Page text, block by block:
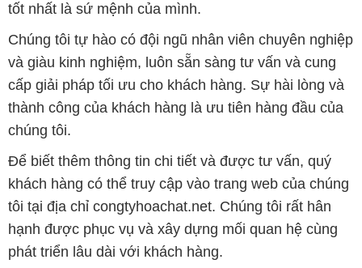
tốt nhất là sứ mệnh của mình.
Chúng tôi tự hào có đội ngũ nhân viên chuyên nghiệp
và giàu kinh nghiệm, luôn sẵn sàng tư vấn và cung
cấp giải pháp tối ưu cho khách hàng. Sự hài lòng và
thành công của khách hàng là ưu tiên hàng đầu của
chúng tôi.
Để biết thêm thông tin chi tiết và được tư vấn, quý
khách hàng có thể truy cập vào trang web của chúng
tôi tại địa chỉ congtyhoachat.net. Chúng tôi rất hân
hạnh được phục vụ và xây dựng mối quan hệ cùng
phát triển lâu dài với khách hàng.